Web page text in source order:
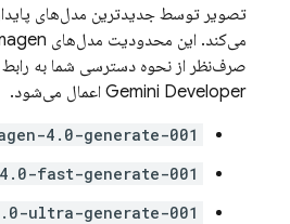
تصویر توسط جدیدترین مدل‌های
می‌کند. این محدودیت مدل‌های
صرف‌نظر از نحوه دسترسی شما به
Gemini Developer اعمال می‌شود.
4.0-generate-001
fast-generate-001
ultra-generate-001